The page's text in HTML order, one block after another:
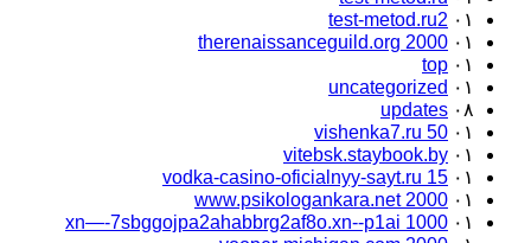
test-metod.ru2 ۰۱
therenaissanceguild.org 2000 ۰۱
top ۰۱
uncategorized ۰۱
updates ۰۸
vishenka7.ru 50 ۰۱
vitebsk.staybook.by ۰۱
vodka-casino-oficialnyy-sayt.ru 15 ۰۱
www.psikologankara.net 2000 ۰۱
xn—-7sbggojpa2ahabbrg2af8o.xn--p1ai 1000 ۰۱